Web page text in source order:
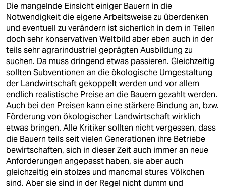
Die mangelnde Einsicht einiger Bauern in die
Notwendigkeit die eigene Arbeitsweise zu überdenken
und eventuell zu verändern ist sicherlich in dem in Teilen
doch sehr konservativen Weltbild aber eben auch in der
teils sehr agrarindustriel geprägten Ausbildung zu
suchen. Da muss dringend etwas passieren. Gleichzeitig
sollten Subventionen an die ökologische Umgestaltung
der Landwirtschaft gekoppelt werden und vor allem
endlich realistische Preise an die Bauern gezahlt werden.
Auch bei den Preisen kann eine stärkere Bindung an, bzw.
Förderung von ökologischer Landwirtschaft wirklich
etwas bringen. Alle Kritiker sollten nicht vergessen, dass
die Bauern teils seit vielen Generationen ihre Betriebe
bewirtschaften, sich in dieser Zeit auch immer an neue
Anforderungen angepasst haben, sie aber auch
gleichzeitig ein stolzes und mancmal stures Völkchen
sind. Aber sie sind in der Regel nicht dumm und